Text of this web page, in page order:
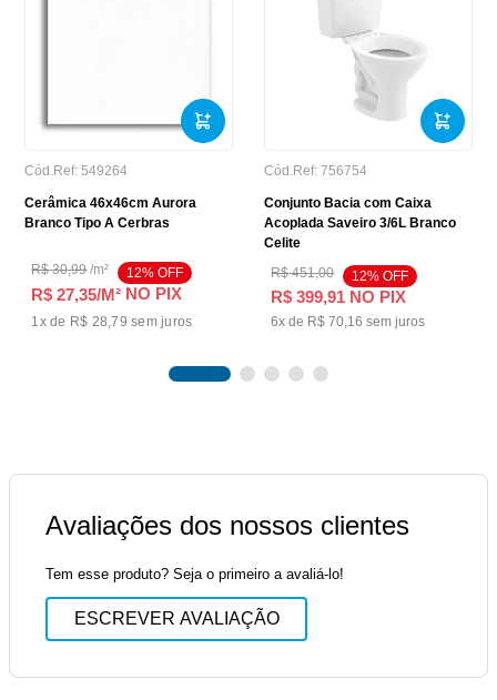
Cód.Ref: 549264
Cerâmica 46x46cm Aurora
Branco Tipo A Cerbras
R$ 30,99/m² 12% OFF
R$ 27,35/M² NO PIX
1x de R$ 28,79 sem juros
Cód.Ref: 756754
Conjunto Bacia com Caixa
Acoplada Saveiro 3/6L Branco
Celite
R$ 451,00 12% OFF
R$ 399,91 NO PIX
6x de R$ 70,16 sem juros
Avaliações dos nossos clientes
Tem esse produto? Seja o primeiro a avaliá-lo!
ESCREVER AVALIAÇÃO